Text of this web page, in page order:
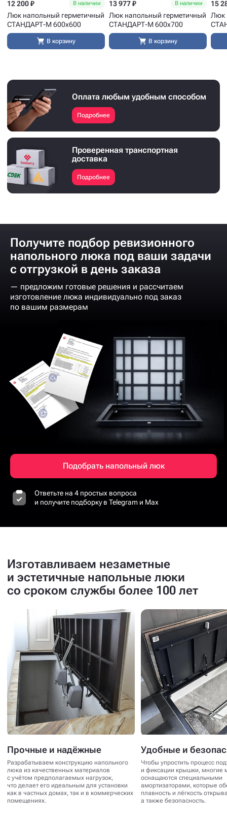
12 200 ₽ В наличии
Люк напольный герметичный
СТАНДАРТ-М 600x600
В корзину
13 977 ₽ В наличии
Люк напольный герметичный
СТАНДАРТ-М 600x700
В корзину
15
Люк
Оплата любым удобным способом
Подробнее
Проверенная транспортная
доставка
Подробнее
Получите подбор ревизионного
напольного люка под ваши задачи
с отгрузкой в день заказа
— предложим готовые решения и рассчитаем
изготовление люка индивидуально под заказ
по вашим размерам
Подобрать напольный люк
Ответьте на 4 простых вопроса
и получите подборку в Telegram и Max
Изготавливаем незаметные
и эстетичные напольные люки
со сроком службы более 100 лет
Прочные и надёжные
Разрабатываем конструкцию напольного
люка из качественных материалов
с учётом предполагаемых нагрузок,
что делает его идеальным для установки
как в частных домах, так и в коммерческих
помещениях.
Удобные и
Чтобы упростить процесс
и фиксации крышки, многие
оснащаются специальными
амортизаторами, которые
плавность и лёгкость
а также безопасность.